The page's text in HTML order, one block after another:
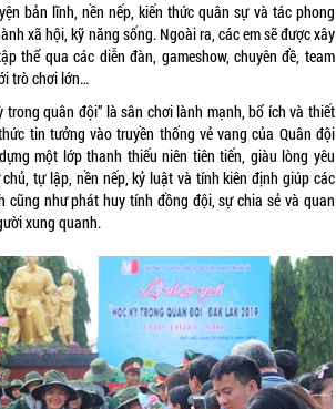
bản lĩnh, nền nếp, kiến thức quân sự và tác phong
xã hội, kỹ năng sống. Ngoài ra, các em sẽ được xây
thể qua các diễn đàn, gameshow, chuyên đề, team
trò chơi lớn…
trong quân đội” là sân chơi lành mạnh, bổ ích và thiết
tin tưởng vào truyền thống vẻ vang của Quân đội
một lớp thanh thiếu niên tiên tiến, giàu lòng yêu
tự lập, nền nếp, kỷ luật và tính kiên định giúp các
cũng như phát huy tính đồng đội, sự chia sẻ và quan
xung quanh.